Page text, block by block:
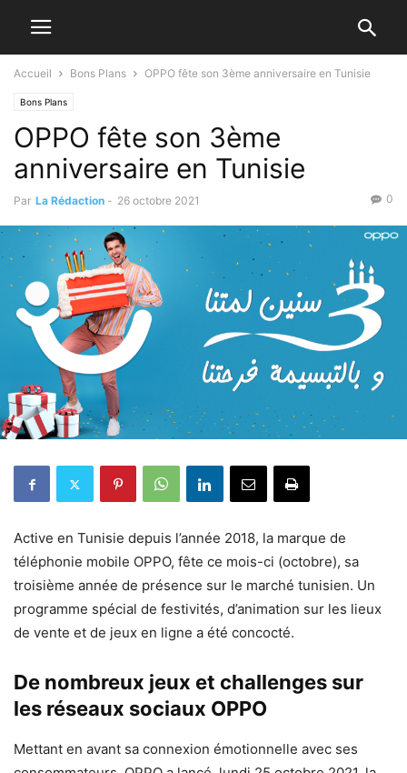
Accueil Bons Plans OPPO fête son 3ème anniversaire en Tunisie
Bons Plans
OPPO fête son 3ème
anniversaire en Tunisie
Par La Rédaction - 26 octobre 2021 0
Active en Tunisie depuis l’année 2018, la marque de
téléphonie mobile OPPO, fête ce mois-ci (octobre), sa
troisième année de présence sur le marché tunisien. Un
programme spécial de festivités, d’animation sur les lieux
de vente et de jeux en ligne a été concocté.
De nombreux jeux et challenges sur
les réseaux sociaux OPPO
Mettant en avant sa connexion émotionnelle avec ses